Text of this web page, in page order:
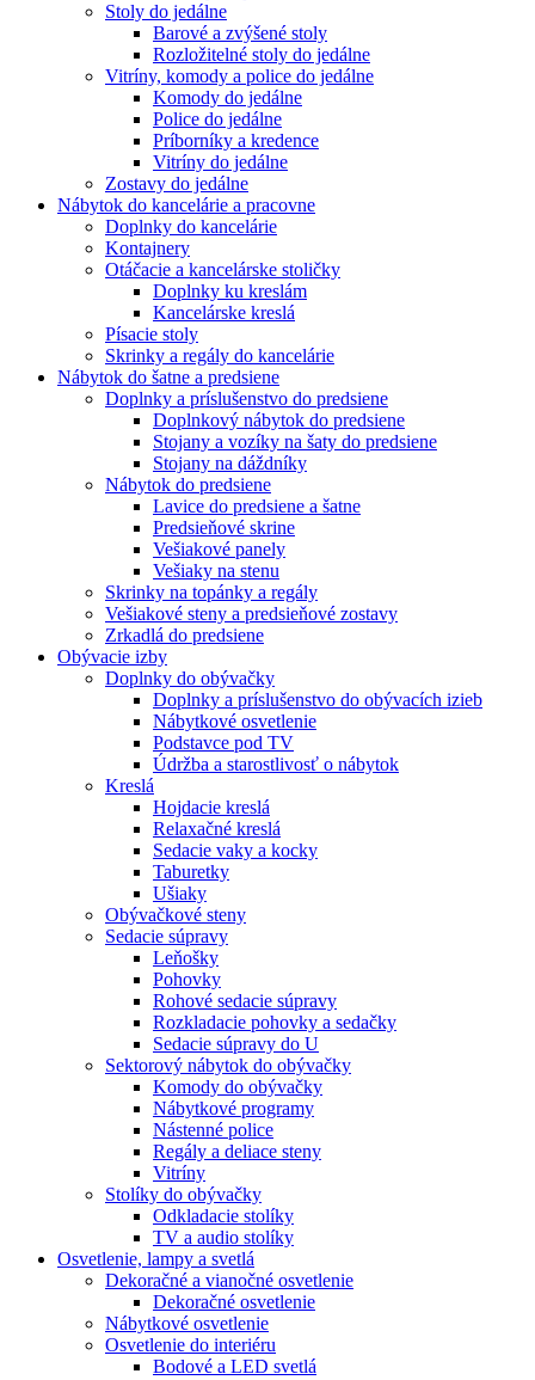
Stoly do jedálne
Barové a zvýšené stoly
Rozložitelné stoly do jedálne
Vitríny, komody a police do jedálne
Komody do jedálne
Police do jedálne
Príborníky a kredence
Vitríny do jedálne
Zostavy do jedálne
Nábytok do kancelárie a pracovne
Doplnky do kancelárie
Kontajnery
Otáčacie a kancelárske stoličky
Doplnky ku kreslám
Kancelárske kreslá
Písacie stoly
Skrinky a regály do kancelárie
Nábytok do šatne a predsiene
Doplnky a príslušenstvo do predsiene
Doplnkový nábytok do predsiene
Stojany a vozíky na šaty do predsiene
Stojany na dáždníky
Nábytok do predsiene
Lavice do predsiene a šatne
Predsieňové skrine
Vešiakové panely
Vešiaky na stenu
Skrinky na topánky a regály
Vešiakové steny a predsieňové zostavy
Zrkadlá do predsiene
Obývacie izby
Doplnky do obývačky
Doplnky a príslušenstvo do obývacích izieb
Nábytkové osvetlenie
Podstavce pod TV
Údržba a starostlivosť o nábytok
Kreslá
Hojdacie kreslá
Relaxačné kreslá
Sedacie vaky a kocky
Taburetky
Ušiaky
Obývačkové steny
Sedacie súpravy
Leňošky
Pohovky
Rohové sedacie súpravy
Rozkladacie pohovky a sedačky
Sedacie súpravy do U
Sektorový nábytok do obývačky
Komody do obývačky
Nábytkové programy
Nástenné police
Regály a deliace steny
Vitríny
Stolíky do obývačky
Odkladacie stolíky
TV a audio stolíky
Osvetlenie, lampy a svetlá
Dekoračné a vianočné osvetlenie
Dekoračné osvetlenie
Nábytkové osvetlenie
Osvetlenie do interiéru
Bodové a LED svetlá